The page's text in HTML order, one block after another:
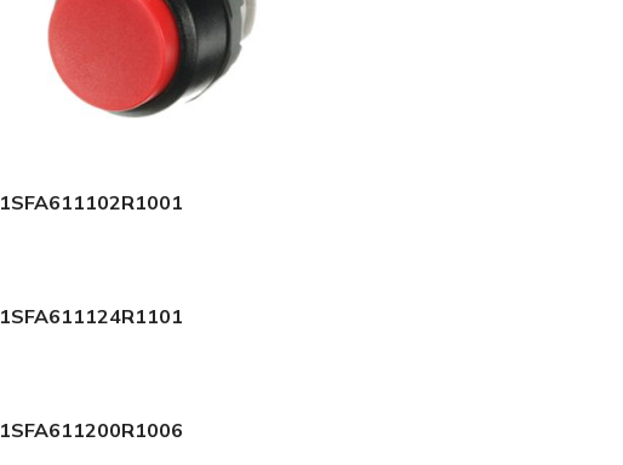
1SFA611102R1001
1SFA611124R1101
1SFA611200R1006